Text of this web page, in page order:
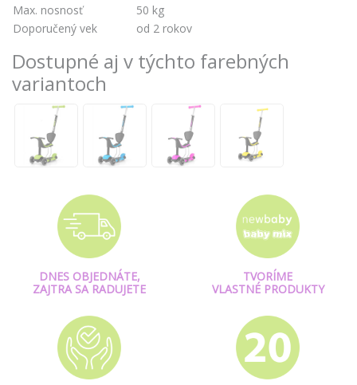
Max. nosnosť
50 kg
Doporučený vek
od 2 rokov
Dostupné aj v týchto farebných
variantoch
DNES OBJEDNÁTE,
ZAJTRA SA RADUJETE
TVORÍME
VLASTNÉ PRODUKTY